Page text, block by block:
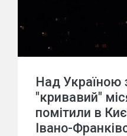
Над Україною
"кривавий"
помітили в
Івано-